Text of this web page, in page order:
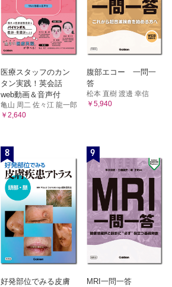
医療スタッフのカン
タン実践！英会話
web動画＆音声付
亀山 周二 佐々江 龍一郎
￥2,640
腹部エコー 一問一
答
松本 直樹 渡邊 幸信
￥5,940
8
好発部位でみる皮膚
9
MRI一問一答